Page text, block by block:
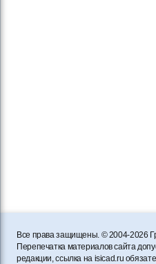
Все права защищены. © 2004-2026
Перепечатка материалов сайта
редакции, ссылка на isicad.ru